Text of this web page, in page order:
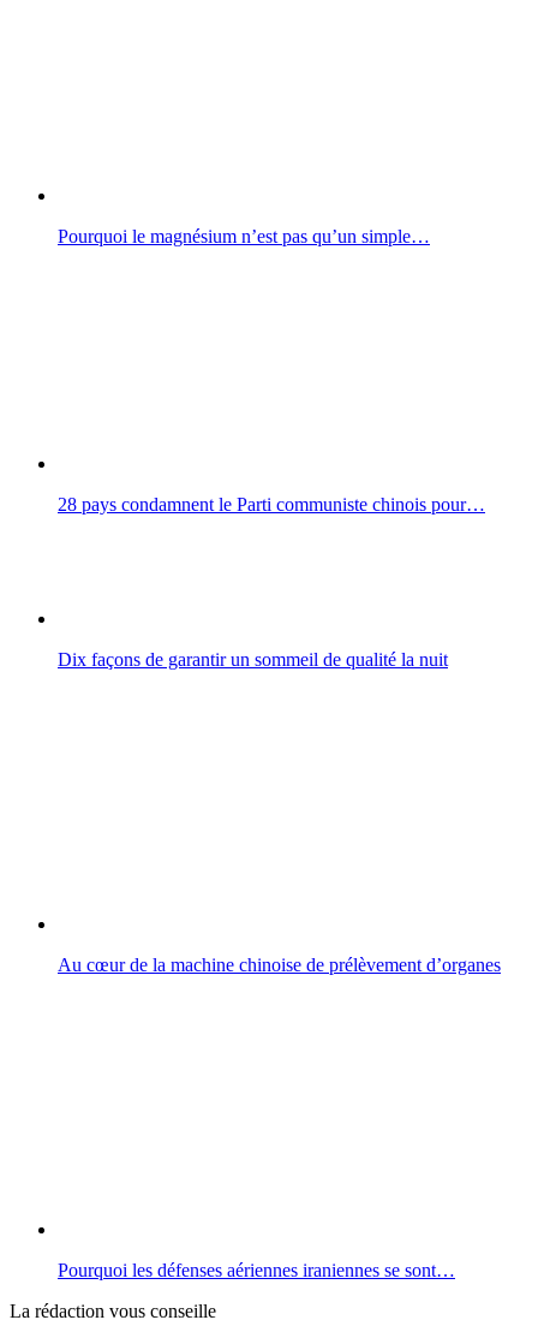
Pourquoi le magnésium n’est pas qu’un simple…
28 pays condamnent le Parti communiste chinois pour…
Dix façons de garantir un sommeil de qualité la nuit
Au cœur de la machine chinoise de prélèvement d’organes
Pourquoi les défenses aériennes iraniennes se sont…
La rédaction vous conseille